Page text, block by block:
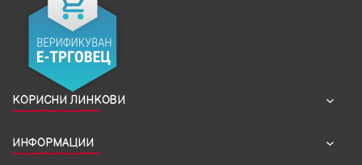
КОРИСНИ ЛИНКОВИ
ИНФОРМАЦИИ